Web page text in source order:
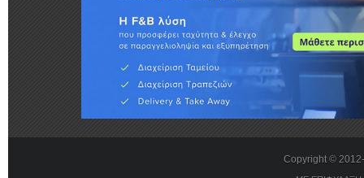
Copyright ©